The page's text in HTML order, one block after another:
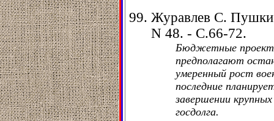
Журавлев С. Пушки
N 48. - С.66-72.
Бюджетные
предполагают
умеренный рост
последние
завершении
госдолга.